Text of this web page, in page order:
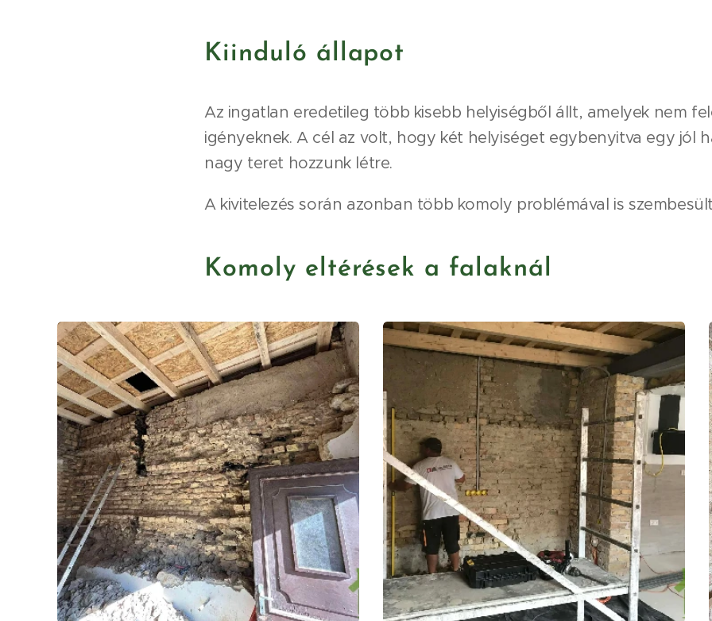
Kiinduló állapot
Az ingatlan eredetileg több kisebb helyiségből állt, amelyek nem
igényeknek. A cél az volt, hogy két helyiséget egybenyitva egy jól
nagy teret hozzunk létre.
A kivitelezés során azonban több komoly problémával is
Komoly eltérések a falaknál